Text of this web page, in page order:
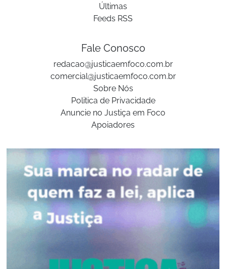
Últimas
Feeds RSS
Fale Conosco
redacao@justicaemfoco.com.br
comercial@justicaemfoco.com.br
Sobre Nós
Politica de Privacidade
Anuncie no Justiça em Foco
Apoiadores